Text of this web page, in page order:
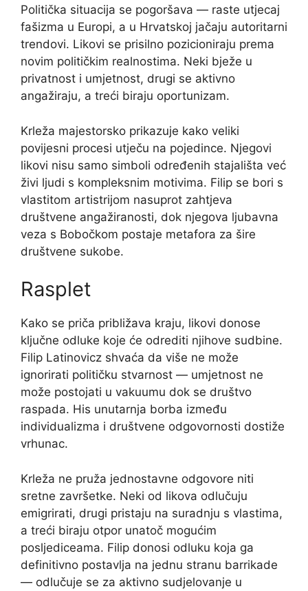
Politička situacija se pogoršava — raste utjecaj
fašizma u Europi, a u Hrvatskoj jačaju autoritarni
trendovi. Likovi se prisilno pozicioniraju prema
novim političkim realnostima. Neki bježe u
privatnost i umjetnost, drugi se aktivno
angažiraju, a treći biraju oportunizam.
Krleža majestorsko prikazuje kako veliki
povijesni procesi utječu na pojedince. Njegovi
likovi nisu samo simboli određenih stajališta već
živi ljudi s kompleksnim motivima. Filip se bori s
vlastitom artistrijom nasuprot zahtjeva
društvene angažiranosti, dok njegova ljubavna
veza s Bobočkom postaje metafora za šire
društvene sukobe.
Rasplet
Kako se priča približava kraju, likovi donose
ključne odluke koje će odrediti njihove sudbine.
Filip Latinovicz shvaća da više ne može
ignorirati političku stvarnost — umjetnost ne
može postojati u vakuumu dok se društvo
raspadа. His unutarnja borba između
individualizma i društvene odgovornosti dostiže
vrhunac.
Krleža ne pruža jednostavne odgovore niti
sretne završetke. Neki od likova odlučuju
emigrirati, drugi pristaju na suradnju s vlastima,
a treći biraju otpor unatoč mogućim
posljediceama. Filip donosi odluku koja ga
definitivno postavlja na jednu stranu barrikade
— odlučuje se za aktivno sudjelovanje u